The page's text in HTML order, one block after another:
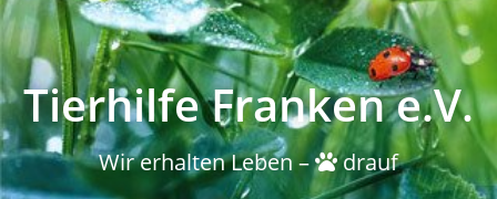
Tierhilfe Franken e.V.
Wir erhalten Leben – drauf